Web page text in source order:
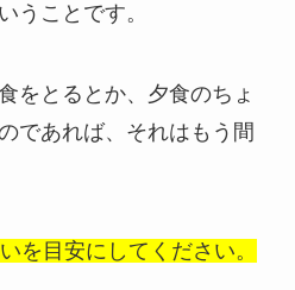
うことです。
をとるとか、夕食のちょ
であれば、それはもう間
を目安にしてください。